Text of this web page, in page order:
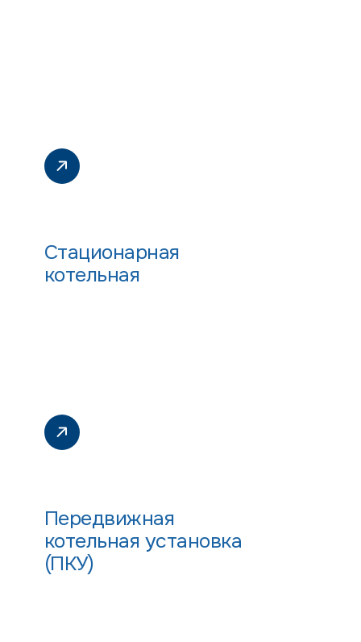
Стационарная
котельная
Передвижная
котельная установка
(ПКУ)